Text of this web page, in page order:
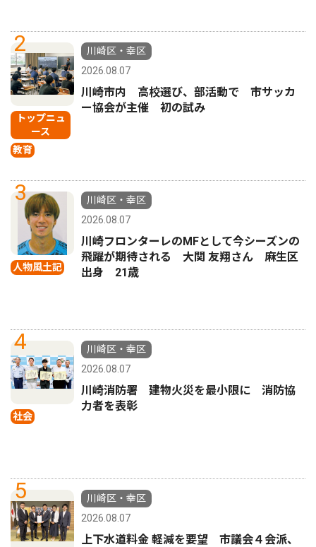
2
トップニュ
ース
教育
川崎区・幸区
2026.08.07
川崎市内 高校選び、部活動で 市サッカ
ー協会が主催 初の試み
3
人物風土記
川崎区・幸区
2026.08.07
川崎フロンターレのMFとして今シーズンの
飛躍が期待される 大関 友翔さん 麻生区
出身 21歳
4
社会
川崎区・幸区
2026.08.07
川崎消防署 建物火災を最小限に 消防協
力者を表彰
5
川崎区・幸区
2026.08.07
上下水道料金 軽減を要望 市議会４会派、